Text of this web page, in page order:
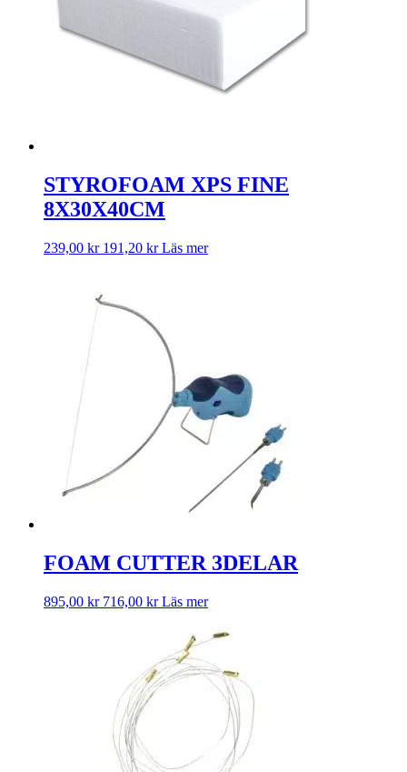
STYROFOAM XPS FINE
8X30X40CM
239,00 kr 191,20 kr Läs mer
FOAM CUTTER 3DELAR
895,00 kr 716,00 kr Läs mer